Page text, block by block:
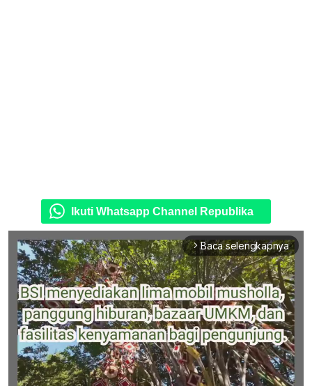
Ikuti Whatsapp Channel Republika
arrow_forward_ios Baca selengkapnya